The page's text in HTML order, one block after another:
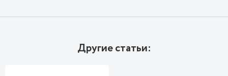
Другие статьи: